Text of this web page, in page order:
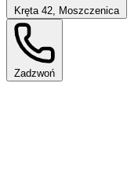
Kręta 42, Moszczenica
Zadzwoń